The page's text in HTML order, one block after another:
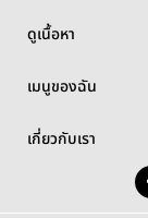
ดูเนื้อหา
เมนูของฉัน
เกี่ยวกับเรา